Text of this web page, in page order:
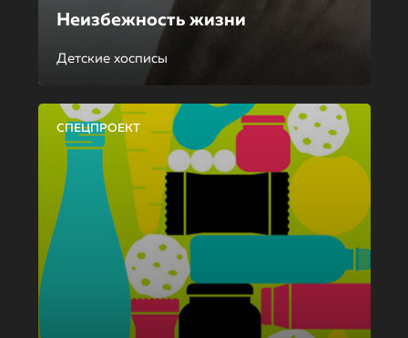
Неизбежность жизни
Детские хосписы
СПЕЦПРОЕКТ